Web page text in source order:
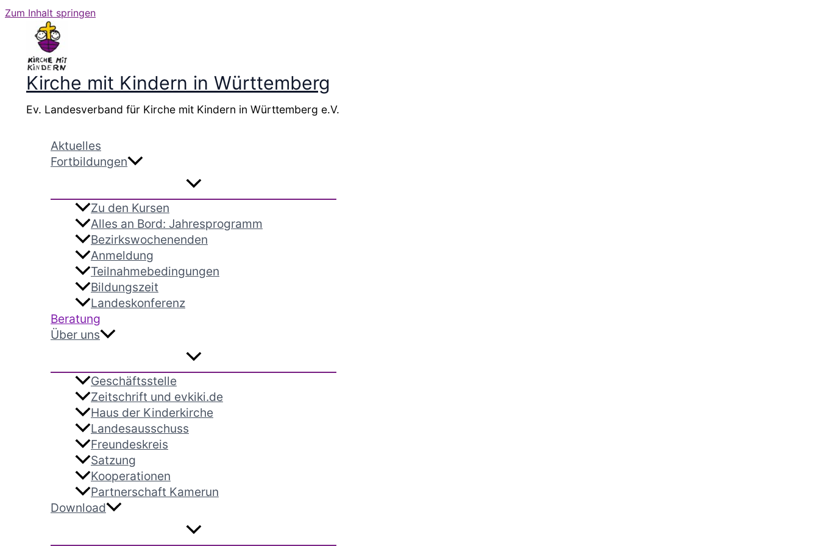
Zum Inhalt springen
Kirche mit Kindern in Württemberg
Ev. Landesverband für Kirche mit Kindern in Württemberg e.V.
Aktuelles
Fortbildungen
Zu den Kursen
Alles an Bord: Jahresprogramm
Bezirkswochenenden
Anmeldung
Teilnahmebedingungen
Bildungszeit
Landeskonferenz
Beratung
Über uns
Geschäftsstelle
Zeitschrift und evkiki.de
Haus der Kinderkirche
Landesausschuss
Freundeskreis
Satzung
Kooperationen
Partnerschaft Kamerun
Download